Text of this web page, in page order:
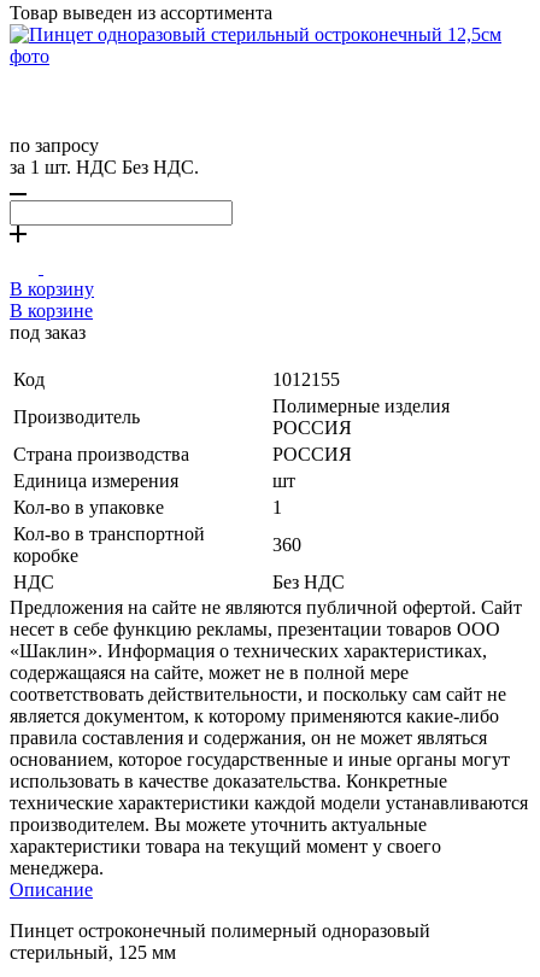
Товар выведен из ассортимента
по запросу
за 1 шт. НДС Без НДС.
В корзину
В корзине
под заказ
Код
1012155
Производитель
Полимерные изделия
РОССИЯ
Страна производства
РОССИЯ
Единица измерения
шт
Кол-во в упаковке
1
Кол-во в транспортной
коробке
360
НДС
Без НДС
Предложения на сайте не являются публичной офертой. Сайт
несет в себе функцию рекламы, презентации товаров ООО
«Шаклин». Информация о технических характеристиках,
содержащаяся на сайте, может не в полной мере
соответствовать действительности, и поскольку сам сайт не
является документом, к которому применяются какие-либо
правила составления и содержания, он не может являться
основанием, которое государственные и иные органы могут
использовать в качестве доказательства. Конкретные
технические характеристики каждой модели устанавливаются
производителем. Вы можете уточнить актуальные
характеристики товара на текущий момент у своего
менеджера.
Описание
Пинцет остроконечный полимерный одноразовый
стерильный, 125 мм